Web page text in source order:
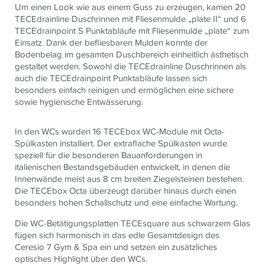
Um einen Look wie aus einem Guss zu erzeugen, kamen 20
TECEdrainline Duschrinnen mit Fliesenmulde „plate II“ und 6
TECEdrainpoint S Punktabläufe mit Fliesenmulde „plate“ zum
Einsatz. Dank der befliesbaren Mulden konnte der
Bodenbelag im gesamten Duschbereich einheitlich ästhetisch
gestaltet werden. Sowohl die TECEdrainline Duschrinnen als
auch die TECEdrainpoint Punktabläufe lassen sich
besonders einfach reinigen und ermöglichen eine sichere
sowie hygienische Entwässerung.
In den WCs wurden 16 TECEbox WC-Module mit Octa-
Spülkasten installiert. Der extraflache Spülkasten wurde
speziell für die besonderen Bauanforderungen in
italienischen Bestandsgebäuden entwickelt, in denen die
Innenwände meist aus 8 cm breiten Ziegelsteinen bestehen.
Die TECEbox Octa überzeugt darüber hinaus durch einen
besonders hohen Schallschutz und eine einfache Wartung.
Die WC-Betätigungsplatten TECEsquare aus schwarzem Glas
fügen sich harmonisch in das edle Gesamtdesign des
Ceresio 7 Gym & Spa ein und setzen ein zusätzliches
optisches Highlight über den WCs.